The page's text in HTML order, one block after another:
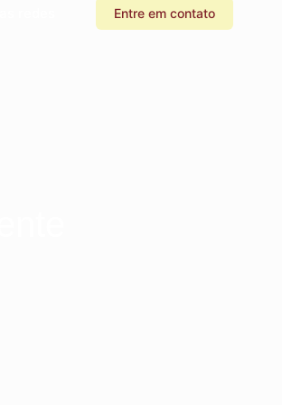
Entre em contato